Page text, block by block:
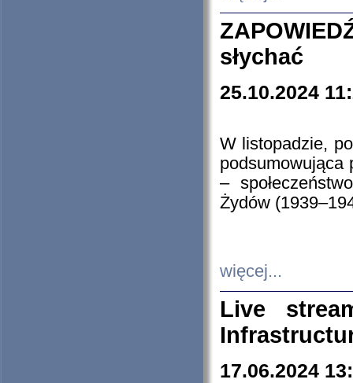
słychać
25.10.2024
W listopadzie,
podsumowująca
–
Żydów
więcej...
Live
17.06.2024